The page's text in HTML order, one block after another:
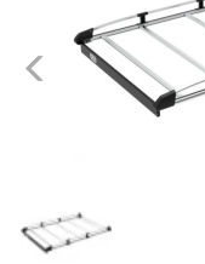
Poprzednie